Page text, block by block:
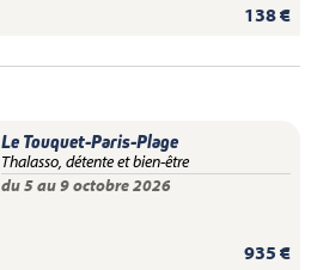
138 €
Le Touquet-Paris-Plage
Thalasso, détente et bien-être
du 5 au 9 octobre 2026
935 €